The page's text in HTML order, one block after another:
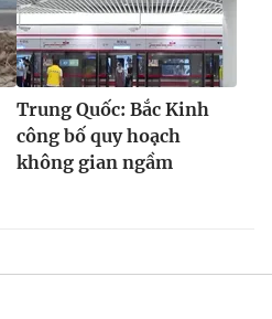
Trung Quốc: Bắc Kinh
công bố quy hoạch
không gian ngầm